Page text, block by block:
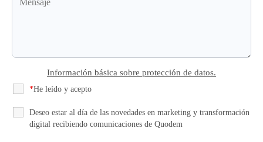
Información básica sobre protección de datos.
He leído y acepto
*
Deseo estar al día de las novedades en marketing y transformación
digital recibiendo comunicaciones de Quodem